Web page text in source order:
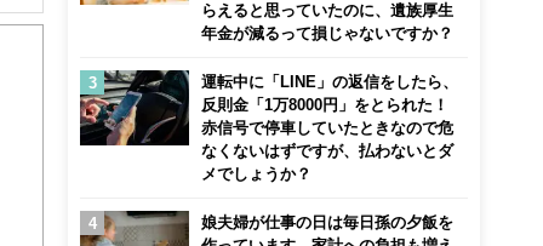
き
らえると思っていたのに、遺族厚生
年金が減るって損じゃないですか？
運転中に「LINE」の返信をしたら、
反則金「1万8000円」をとられた！
赤信号で停車していたときなので危
なくないはずですが、払わないとダ
メでしょうか？
娘夫婦が仕事の日は毎日孫の夕飯を